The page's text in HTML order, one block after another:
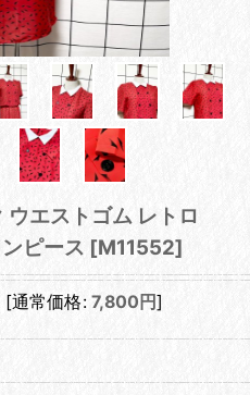
エストゴム レトロ
ピース [M11552]
[通常価格: 7,800 円]